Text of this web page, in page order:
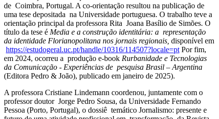
de Coimbra, Portugal. A co-orientação resultou na publicação de
uma tese depositada na Universidade portuguesa. O trabalho teve a
orientação principal da professora Rita Joana Basílio de Simões. O
título da tese é Media e a construção identitária: a representação
da identidade Florianopolitana nos jornais regionais, disponível em
https://estudogeral.uc.pt/handle/10316/114507?locale=pt Por fim,
em 2024, ocorreu a produção e-book Rurbanidade e Tecnologias
da Comunicação - Experiências de pesquisa Brasil – Argentina
(Editora Pedro & João), publicado em janeiro de 2025).
A professora Cristiane Lindemann coordenou, juntamente com o
professor doutor Jorge Pedro Sousa, da Universidade Fernando
Pessoa (Porto, Portugal), o dossiê temático Jornalismo: presente e